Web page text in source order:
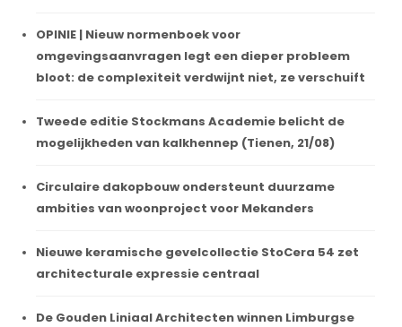
OPINIE | Nieuw normenboek voor
omgevingsaanvragen legt een dieper probleem
bloot: de complexiteit verdwijnt niet, ze verschuift
Tweede editie Stockmans Academie belicht de
mogelijkheden van kalkhennep (Tienen, 21/08)
Circulaire dakopbouw ondersteunt duurzame
ambities van woonproject voor Mekanders
Nieuwe keramische gevelcollectie StoCera 54 zet
architecturale expressie centraal
De Gouden Liniaal Architecten winnen Limburgse